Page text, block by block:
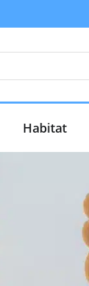
Habitat